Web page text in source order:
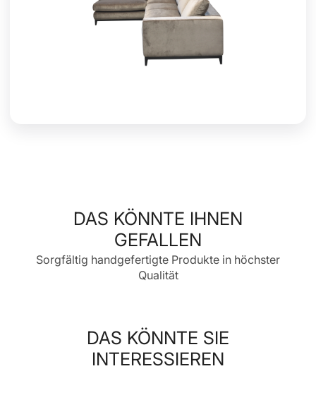
DAS KÖNNTE IHNEN
GEFALLEN
Sorgfältig handgefertigte Produkte in höchster
Qualität
DAS KÖNNTE SIE
INTERESSIEREN